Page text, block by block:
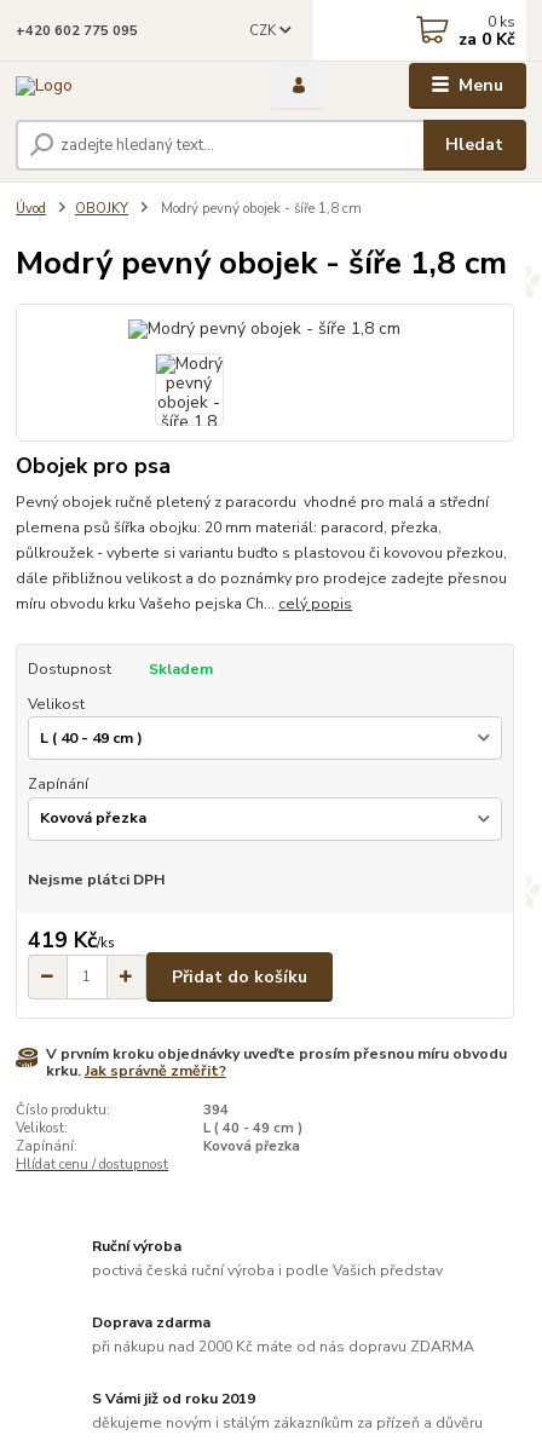
Menu
CZK
Hledat
+420 602 775 095 0 ks
za 0 Kč
Úvod OBOJKY Modrý pevný obojek - šíře 1,8 cm
Modrý pevný obojek - šíře 1,8 cm
Obojek pro psa
Pevný obojek ručně pletený z paracordu vhodné pro malá a střední
plemena psů šířka obojku: 20 mm materiál: paracord, přezka,
půlkroužek - vyberte si variantu buďto s plastovou či kovovou přezkou,
dále přibližnou velikost a do poznámky pro prodejce zadejte přesnou
míru obvodu krku Vašeho pejska Ch... celý popis
Dostupnost
Skladem
Velikost
Zapínání
Nejsme plátci DPH
419 Kč/ks
Přidat do košíku
V prvním kroku objednávky uveďte prosím přesnou míru obvodu
krku.Jak správně změřit?
Číslo produktu:
394
Velikost:
L ( 40 - 49 cm )
Zapínání:
Kovová přezka
Hlídat cenu / dostupnost
Ruční výroba
poctivá česká ruční výroba i podle Vašich představ
Doprava zdarma
při nákupu nad 2000 Kč máte od nás dopravu ZDARMA
S Vámi již od roku 2019
děkujeme novým i stálým zákazníkům za přízeň a důvěru